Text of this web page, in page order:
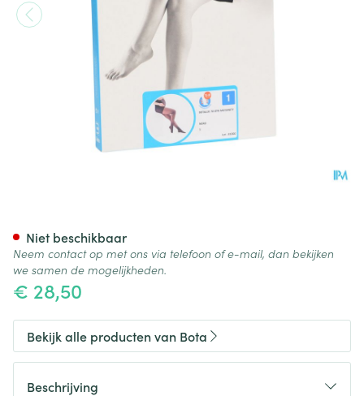
€ 28,50
Niet beschikbaar
Neem contact op met ons via telefoon of e-mail, dan bekijken
we samen de mogelijkheden.
Bekijk alle producten van Bota
Beschrijving